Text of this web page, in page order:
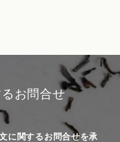
お問合せ
に関するお問合せを承